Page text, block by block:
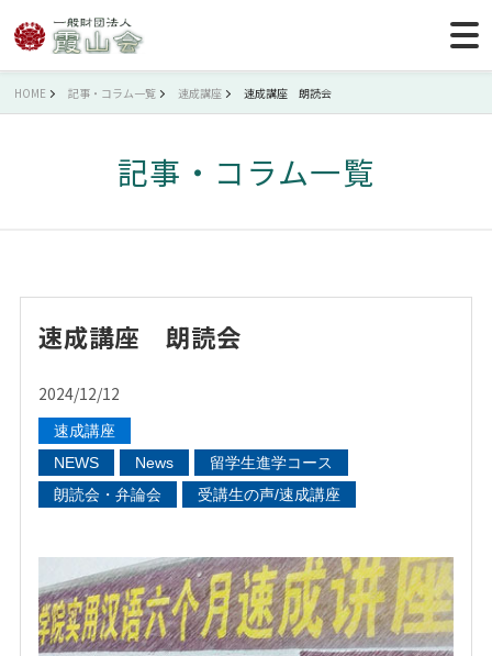
HOME 記事・コラム一覧 速成講座 速成講座 朗読会
記事・コラム一覧
速成講座 朗読会
2024/12/12
速成講座
NEWS
News
留学生進学コース
朗読会・弁論会
受講生の声/速成講座